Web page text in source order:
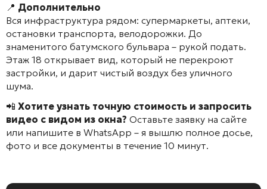
📍 Дополнительно
Вся инфраструктура рядом: супермаркеты, аптеки,
остановки транспорта, велодорожки. До
знаменитого батумского бульвара – рукой подать.
Этаж 18 открывает вид, который не перекроют
застройки, и дарит чистый воздух без уличного
шума.
📲 Хотите узнать точную стоимость и запросить
видео с видом из окна? Оставьте заявку на сайте
или напишите в WhatsApp – я вышлю полное досье,
фото и все документы в течение 10 минут.